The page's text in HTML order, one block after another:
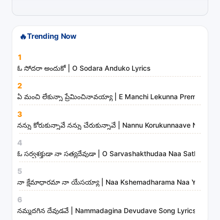
t
a
n
d
m
i
n
i
s
t
r
i
e
s
🔥Trending Now
1
ఓ సోదరా అందుకో | O Sodara Anduko Lyrics
2
ఏ మంచి లేకున్నా ప్రేమించినావయ్యా | E Manchi Lekunna
3
నన్ను కోరుకున్నావే నన్ను చేరుకున్నావే | Nannu Korukunnaave Nannu
4
ఓ సర్వశక్తుడా నా సత్యదేవుడా | O Sarvashakthudaa Naa
5
నా క్షేమాధారమా నా యేసయ్యా | Naa Kshemadharama Naa Yesayya
6
నమ్మదగిన దేవుడవే | Nammadagina Devudave Song Lyrics